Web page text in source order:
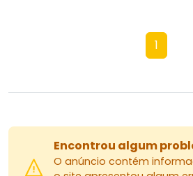
1
Encontrou algum
O anúncio contém